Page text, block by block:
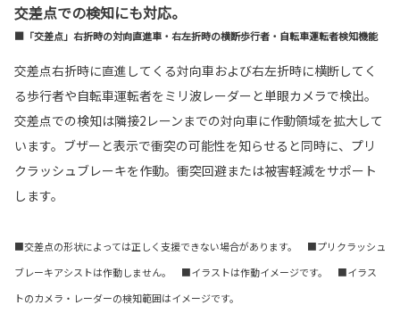
交差点での検知にも対応。
■「交差点」右折時の対向直進車・右左折時の横断歩行者・自転車運転者検知機能
交差点右折時に直進してくる対向車および右左折時に横断してく
る歩行者や自転車運転者をミリ波レーダーと単眼カメラで検出。
交差点での検知は隣接2レーンまでの対向車に作動領域を拡大して
います。ブザーと表示で衝突の可能性を知らせると同時に、プリ
クラッシュブレーキを作動。衝突回避または被害軽減をサポート
します。
■交差点の形状によっては正しく支援できない場合があります。 ■プリクラッシュ
ブレーキアシストは作動しません。 ■イラストは作動イメージです。 ■イラス
トのカメラ・レーダーの検知範囲はイメージです。